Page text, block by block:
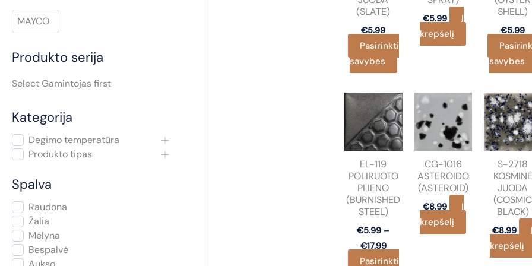
MAYCO
Produkto serija
Select Gamintojas first
Kategorija
Degimo temperatūra
Produkto tipas
Spalva
Raudona
Žalia
Mėlyna
Bespalvė
(SLATE)
€5.99
Pasirinkti
savybes
This
product
has
multiple
variants.
The
options
chosen
page
€5.99
Į
krepšelį
SHELL)
€5.99
savybes
EL-119
POLIRUOTO
PLIENO
(BURNISHED
STEEL)
€5.99 –
€17.99Price
Pasirinkti
CG-1016
ASTEROIDO
(ASTEROID)
€8.99
Į
krepšelį
S-2718
KOSMINĖ
JUODA
(COSMIC
BLACK)
€8.99
Į
krepšelį